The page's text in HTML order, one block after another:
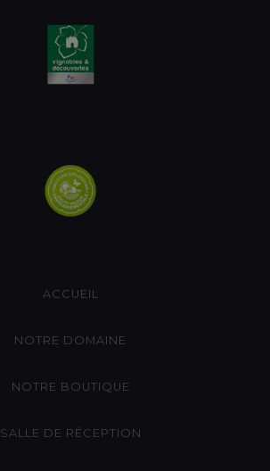
ACCUEIL
NOTRE DOMAINE
NOTRE BOUTIQUE
SALLE DE RÉCEPTION